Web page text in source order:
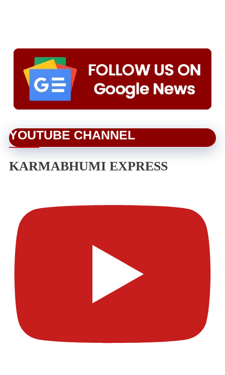
YOUTUBE CHANNEL
KARMABHUMI EXPRESS